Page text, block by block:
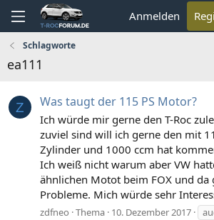
Anmelden
Schlagworte
ea111
Z Was taugt der 115 PS Motor?
Ich würde mir gerne den T-Roc
zuviel sind will ich gerne den mit
Zylinder und 1000 ccm hat
Ich weiß nicht warum aber VW
ähnlichen Motot beim FOX und da
Probleme. Mich würde sehr
zdfneo Thema 10. Dezember 2017